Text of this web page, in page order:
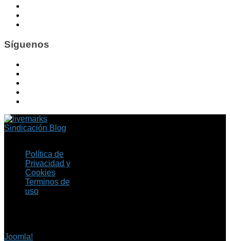
Síguenos
Sindicación Blog
Política de
Privacidad y
Cookies
Terminos de
uso
Joomla!